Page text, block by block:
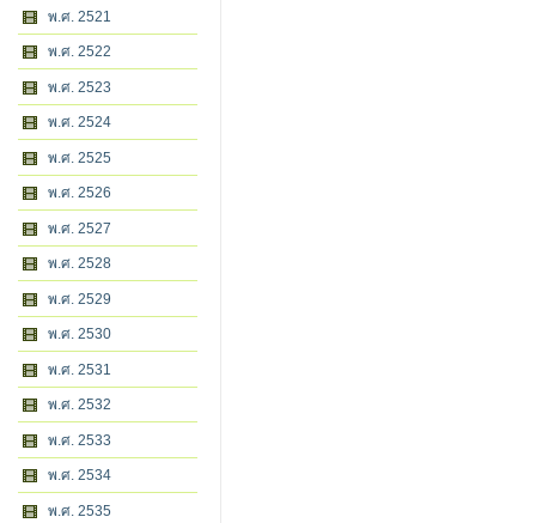
พ.ศ. 2521
พ.ศ. 2522
พ.ศ. 2523
พ.ศ. 2524
พ.ศ. 2525
พ.ศ. 2526
พ.ศ. 2527
พ.ศ. 2528
พ.ศ. 2529
พ.ศ. 2530
พ.ศ. 2531
พ.ศ. 2532
พ.ศ. 2533
พ.ศ. 2534
พ.ศ. 2535